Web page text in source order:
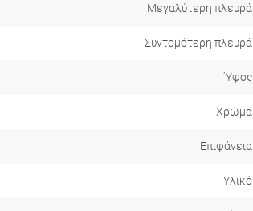
Μεγαλύτερη πλευρά
Συντομότερη πλευρά
Ύψος
Χρώμα
Επιφάνεια
Υλικό